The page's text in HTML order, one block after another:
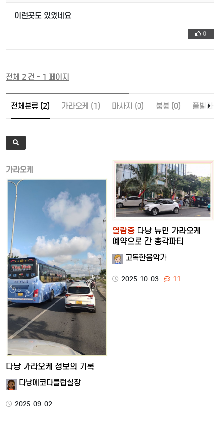
이런곳도 있었네요
0
전체 2 건 - 1 페이지
전체분류 (2) 가라오케 (1) 마사지 (0) 붐붐 (0) 풀빌라
가라오케
다낭 가라오케 정보의 기록
다낭에코다클럽실장
2025-09-02
열람중 다낭 뉴민 가라오케
예약으로 간 총각파티
고독한음악가
2025-10-03 11